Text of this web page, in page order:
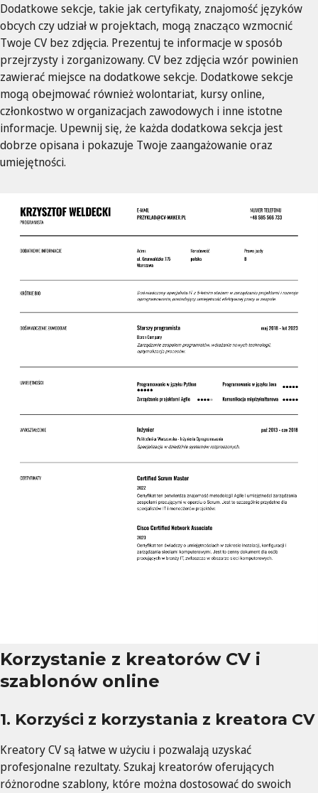
Dodatkowe sekcje, takie jak certyfikaty, znajomość języków
obcych czy udział w projektach, mogą znacząco wzmocnić
Twoje CV bez zdjęcia. Prezentuj te informacje w sposób
przejrzysty i zorganizowany. CV bez zdjęcia wzór powinien
zawierać miejsce na dodatkowe sekcje. Dodatkowe sekcje
mogą obejmować również wolontariat, kursy online,
członkostwo w organizacjach zawodowych i inne istotne
informacje. Upewnij się, że każda dodatkowa sekcja jest
dobrze opisana i pokazuje Twoje zaangażowanie oraz
umiejętności.
Korzystanie z kreatorów CV i
szablonów online
1. Korzyści z korzystania z kreatora CV
Kreatory CV są łatwe w użyciu i pozwalają uzyskać
profesjonalne rezultaty. Szukaj kreatorów oferujących
różnorodne szablony, które można dostosować do swoich